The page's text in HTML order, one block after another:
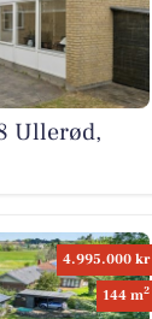
Ullerød,
4.995.000 kr
144 m2